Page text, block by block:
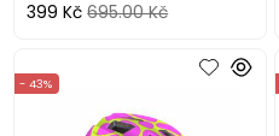
399 Kč 695.00 Kč
- 43%